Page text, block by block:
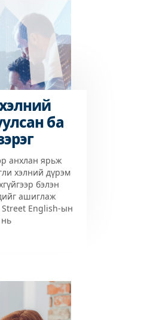
ба
анхлан ярьж
хэлний дүрэм
бэлэн
ашиглаж
Street English-ын